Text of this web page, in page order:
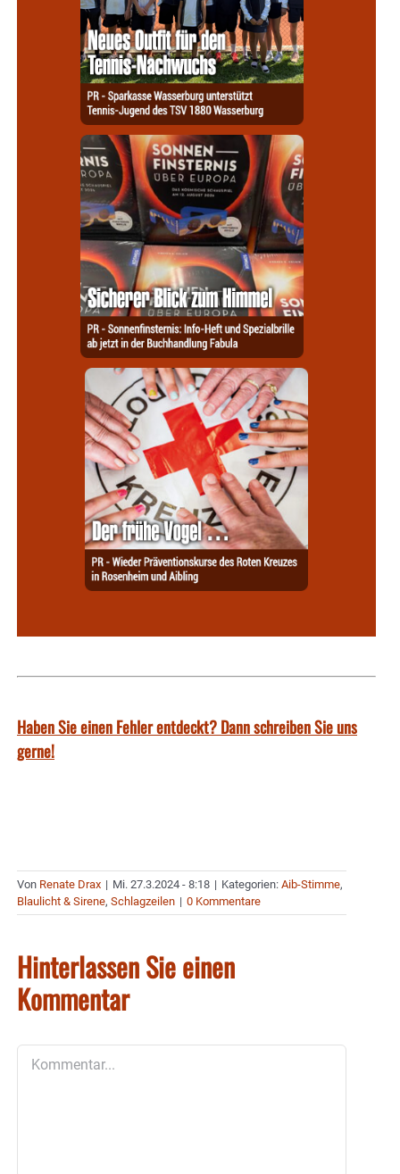
Haben Sie einen Fehler entdeckt? Dann schreiben Sie uns
gerne!
Von Renate Drax | Mi. 27.3.2024 - 8:18 | Kategorien: Aib-Stimme,
Blaulicht & Sirene, Schlagzeilen | 0 Kommentare
Hinterlassen Sie einen
Kommentar